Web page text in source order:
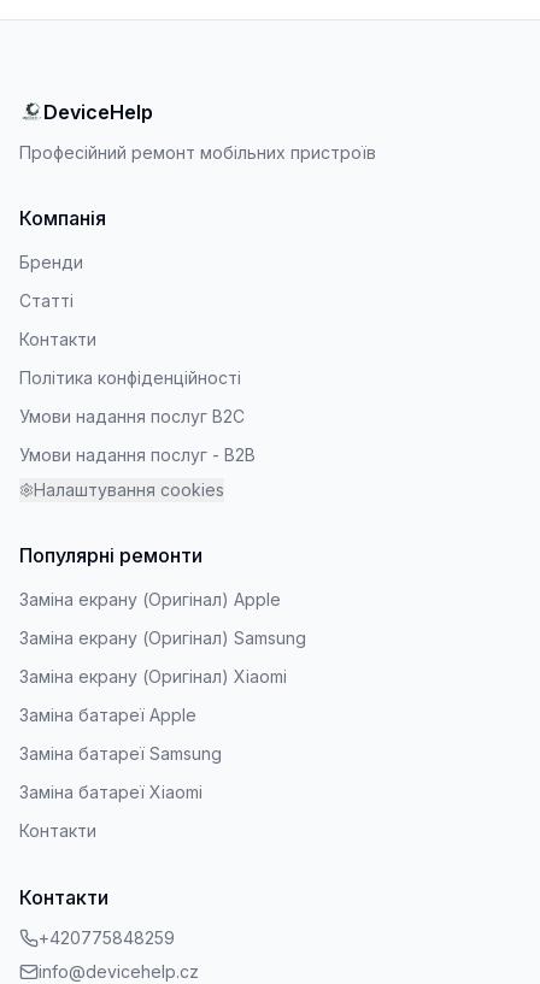
DeviceHelp
Професійний ремонт мобільних пристроїв
Компанія
Бренди
Статті
Контакти
Політика конфіденційності
Умови надання послуг B2C
Умови надання послуг - B2B
Налаштування cookies
Популярні ремонти
Заміна екрану (Оригінал) Apple
Заміна екрану (Оригінал) Samsung
Заміна екрану (Оригінал) Xiaomi
Заміна батареї Apple
Заміна батареї Samsung
Заміна батареї Xiaomi
Контакти
Контакти
+420775848259
info@devicehelp.cz